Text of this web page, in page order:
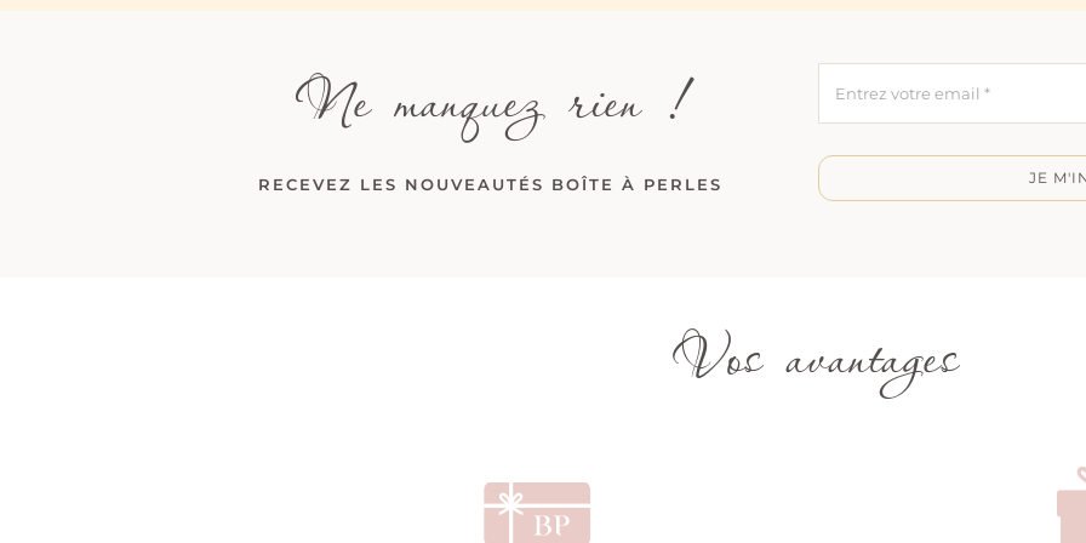
Ne manquez rien !
RECEVEZ LES NOUVEAUTÉS BOÎTE À PERLES JE
Vos avantages